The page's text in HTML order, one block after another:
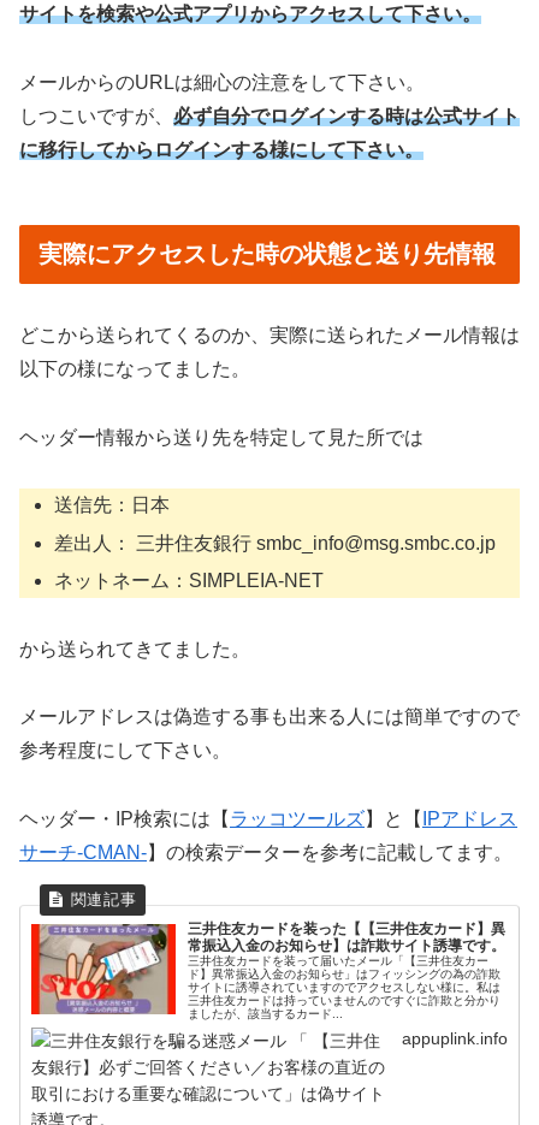
サイトを検索や公式アプリからアクセスして下さい。
メールからのURLは細心の注意をして下さい。
しつこいですが、 必ず自分でログインする時は公式サイト
に移行してからログインする様にして下さい。
実際にアクセスした時の状態と送り先情報
どこから送られてくるのか、実際に送られたメール情報は
以下の様になってました。
ヘッダー情報から送り先を特定して見た所では
送信先：日本
差出人： 三井住友銀行 smbc_info@msg.smbc.co.jp
ネットネーム：SIMPLEIA-NET
から送られてきてました。
メールアドレスは偽造する事も出来る人には簡単ですので
参考程度にして下さい。
ヘッダー・IP検索には【 ラッコツールズ】と【 IPアドレス
サーチ-CMAN-】の検索データーを参考に記載してます。
三井住友カードを装った【【三井住友カード】異
常振込入金のお知らせ】は詐欺サイト誘導です。
三井住友カードを装って届いたメール「【三井住友カー
ド】異常振込入金のお知らせ」はフィッシングの為の詐欺
サイトに誘導されていますのでアクセスしない様に。私は
三井住友カードは持っていませんのですぐに詐欺と分かり
ましたが、該当するカード...
appuplink.info